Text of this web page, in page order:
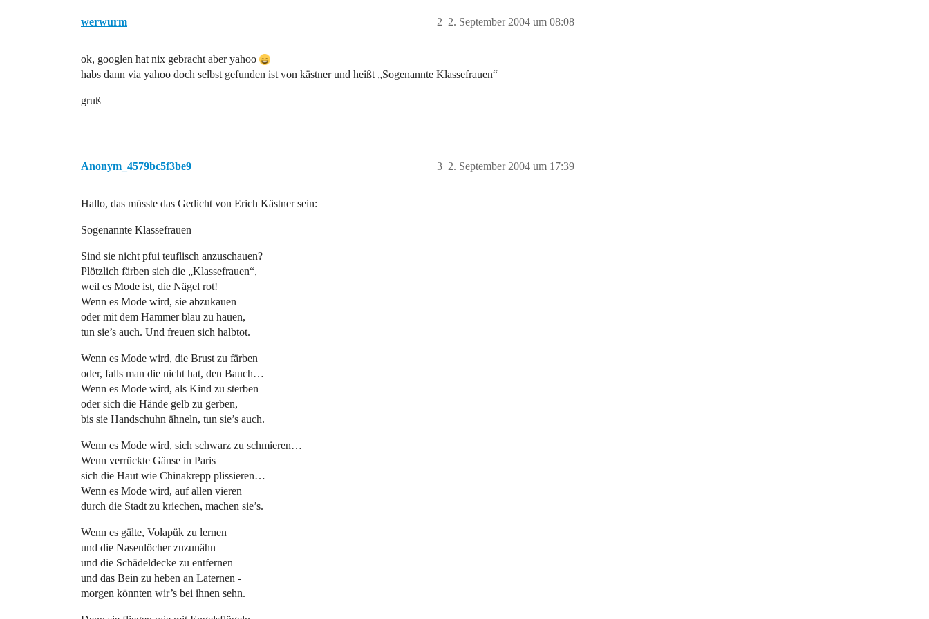
werwurm 2. September 2004 um 08:08
2
ok, googlen hat nix gebracht aber yahoo
habs dann via yahoo doch selbst gefunden ist von kästner und heißt „Sogenannte Klassefrauen“
gruß
Anonym_4579bc5f3be9 2. September 2004 um 17:39
3
Hallo, das müsste das Gedicht von Erich Kästner sein:
Sogenannte Klassefrauen
Sind sie nicht pfui teuflisch anzuschauen?
Plötzlich färben sich die „Klassefrauen“,
weil es Mode ist, die Nägel rot!
Wenn es Mode wird, sie abzukauen
oder mit dem Hammer blau zu hauen,
tun sie’s auch. Und freuen sich halbtot.
Wenn es Mode wird, die Brust zu färben
oder, falls man die nicht hat, den Bauch…
Wenn es Mode wird, als Kind zu sterben
oder sich die Hände gelb zu gerben,
bis sie Handschuhn ähneln, tun sie’s auch.
Wenn es Mode wird, sich schwarz zu schmieren…
Wenn verrückte Gänse in Paris
sich die Haut wie Chinakrepp plissieren…
Wenn es Mode wird, auf allen vieren
durch die Stadt zu kriechen, machen sie’s.
Wenn es gälte, Volapük zu lernen
und die Nasenlöcher zuzunähn
und die Schädeldecke zu entfernen
und das Bein zu heben an Laternen -
morgen könnten wir’s bei ihnen sehn.